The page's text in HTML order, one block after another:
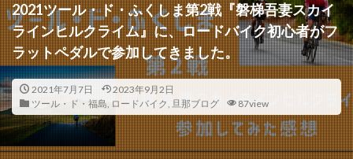
2021ツール・ド・ふくしま第2戦『磐梯吾妻スカイ
ラインヒルクライム』に、ロードバイク初心者がフ
ラットペダルで参加してきました。
2021年7月7日
2023年9月2日
ツール・ド・福島, ロードバイク, 旦那ブログ 87view